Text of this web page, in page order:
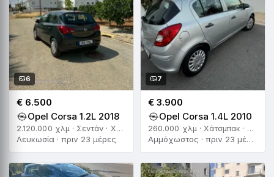
6
€ 6.500
Opel Corsa 1.2L 2018
2.120.000 χλμ · Σεντάν · Χειροκίνητο
Λευκωσία · πριν 23 μέρες
7
€ 3.900
Opel Corsa 1.4L 2010
260.000 χλμ · Χάτσμπακ · Αυτόματο
Αμμόχωστος · πριν 23 μέρες